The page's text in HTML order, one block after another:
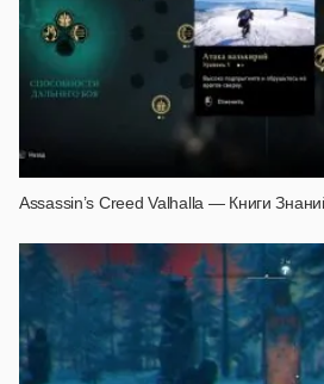
Assassin’s Creed Valhalla — Книги